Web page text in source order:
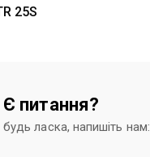
25S
Є питання?
будь ласка, напишіть нам: